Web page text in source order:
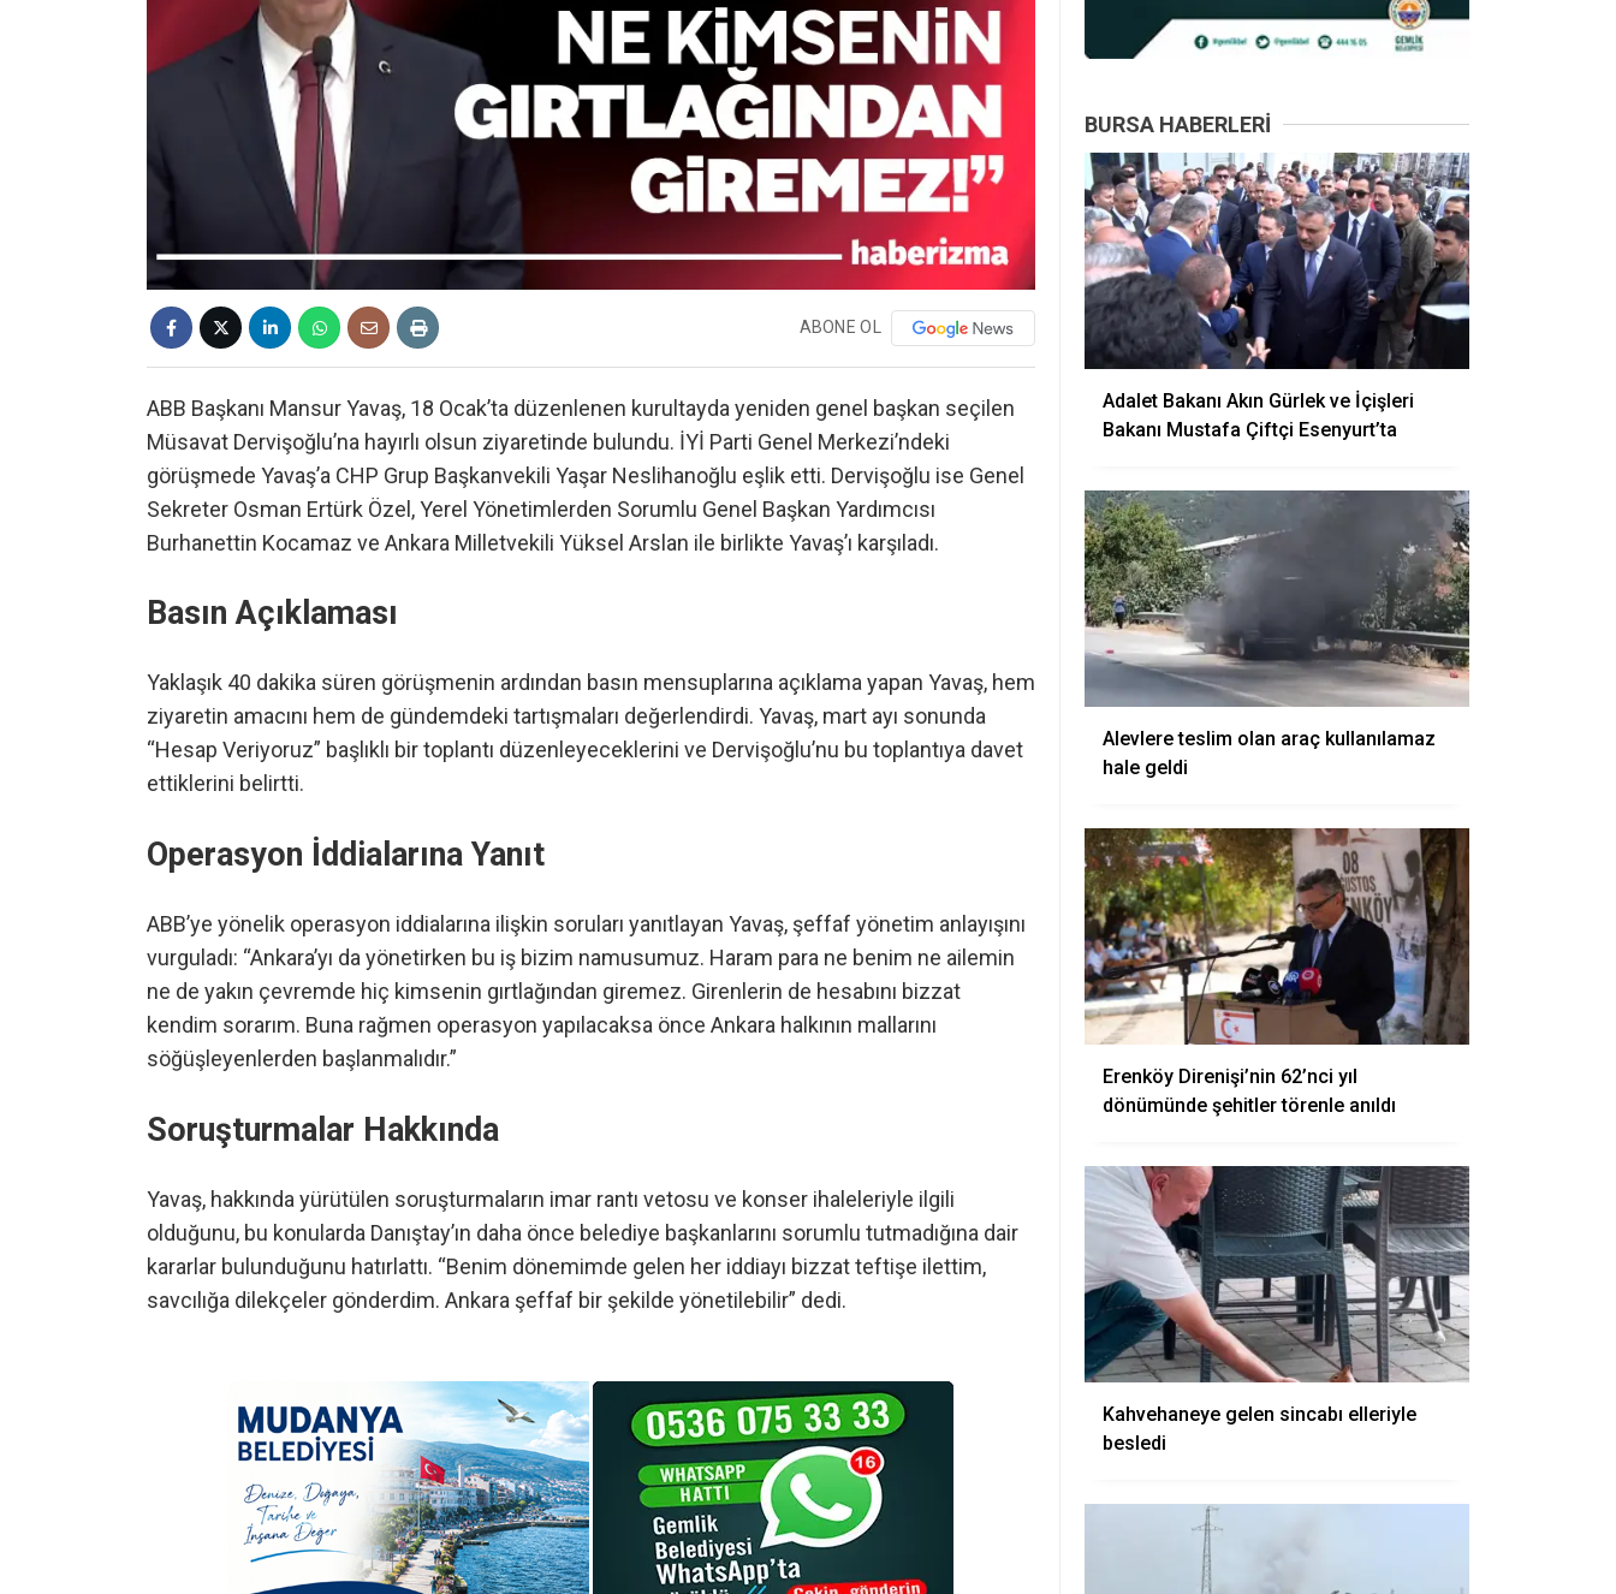
ABONE OL
ABB Başkanı Mansur Yavaş, 18 Ocak’ta düzenlenen kurultayda yeniden genel başkan seçilen
Müsavat Dervişoğlu’na hayırlı olsun ziyaretinde bulundu. İYİ Parti Genel Merkezi’ndeki
görüşmede Yavaş’a CHP Grup Başkanvekili Yaşar Neslihanoğlu eşlik etti. Dervişoğlu ise Genel
Sekreter Osman Ertürk Özel, Yerel Yönetimlerden Sorumlu Genel Başkan Yardımcısı
Burhanettin Kocamaz ve Ankara Milletvekili Yüksel Arslan ile birlikte Yavaş’ı karşıladı.
Basın Açıklaması
Yaklaşık 40 dakika süren görüşmenin ardından basın mensuplarına açıklama yapan Yavaş, hem
ziyaretin amacını hem de gündemdeki tartışmaları değerlendirdi. Yavaş, mart ayı sonunda
“Hesap Veriyoruz” başlıklı bir toplantı düzenleyeceklerini ve Dervişoğlu’nu bu toplantıya davet
ettiklerini belirtti.
Operasyon İddialarına Yanıt
ABB’ye yönelik operasyon iddialarına ilişkin soruları yanıtlayan Yavaş, şeffaf yönetim anlayışını
vurguladı: “Ankara’yı da yönetirken bu iş bizim namusumuz. Haram para ne benim ne ailemin
ne de yakın çevremde hiç kimsenin gırtlağından giremez. Girenlerin de hesabını bizzat
kendim sorarım. Buna rağmen operasyon yapılacaksa önce Ankara halkının mallarını
söğüşleyenlerden başlanmalıdır.”
Soruşturmalar Hakkında
Yavaş, hakkında yürütülen soruşturmaların imar rantı vetosu ve konser ihaleleriyle ilgili
olduğunu, bu konularda Danıştay’ın daha önce belediye başkanlarını sorumlu tutmadığına dair
kararlar bulunduğunu hatırlattı. “Benim dönemimde gelen her iddiayı bizzat teftişe ilettim,
savcılığa dilekçeler gönderdim. Ankara şeffaf bir şekilde yönetilebilir” dedi.
BURSA HABERLERI
Adalet Bakanı Akın Gürlek ve İçişleri
Bakanı Mustafa Çiftçi Esenyurt’ta
Alevlere teslim olan araç kullanılamaz
hale geldi
Erenköy Direnişi’nin 62’nci yıl
dönümünde şehitler törenle anıldı
Kahvehaneye gelen sincabı elleriyle
besledi